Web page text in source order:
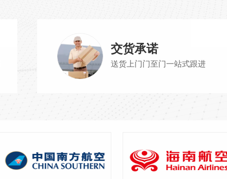
交货承诺
送货上门门至门一站式跟进